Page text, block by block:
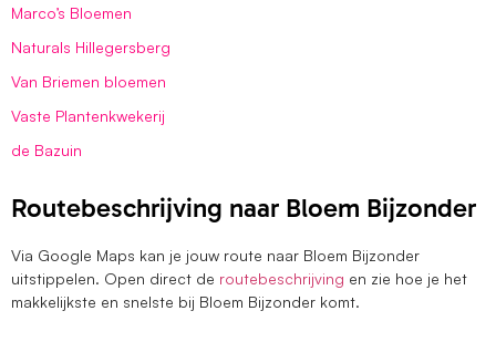
Marco’s Bloemen
Naturals Hillegersberg
Van Briemen bloemen
Vaste Plantenkwekerij
de Bazuin
Routebeschrijving naar Bloem Bijzonder
Via Google Maps kan je jouw route naar Bloem Bijzonder
uitstippelen. Open direct de routebeschrijving en zie hoe je het
makkelijkste en snelste bij Bloem Bijzonder komt.